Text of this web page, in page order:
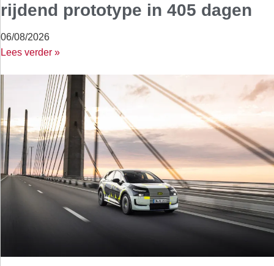
rijdend prototype in 405 dagen
06/08/2026
Lees verder »